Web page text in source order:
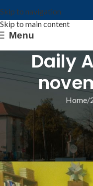
Skip to navigation
Skip to main content
Menu
Daily
Home
У СУСРЕТ